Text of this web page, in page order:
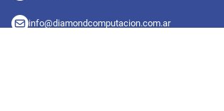
info@diamondcomputacion.com.ar